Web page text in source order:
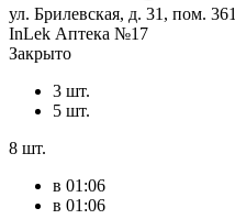
ул. Брилевская, д. 31, пом. 361
InLek Аптека №17
Закрыто
3 шт.
5 шт.
8 шт.
в 01:06
в 01:06